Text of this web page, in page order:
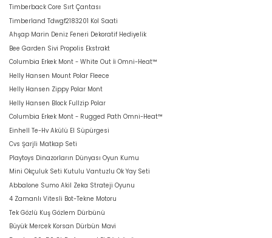
Timberback Core Sırt Çantası
Timberland Tdwgf2183201 Kol Saati
Ahşap Marin Deniz Feneri Dekoratif Hediyelik
Bee Garden Sivi Propolis Ekstrakt
Columbia Erkek Mont - White Out İi Omni-Heat™
Helly Hansen Mount Polar Fleece
Helly Hansen Zippy Polar Mont
Helly Hansen Block Fullzip Polar
Columbia Erkek Mont - Rugged Path Omni-Heat™
Einhell Te-Hv Akülü El Süpürgesi
Cvs Şarjli Matkap Seti
Playtoys Dinazorların Dünyası Oyun Kumu
Mini Okçuluk Seti Kutulu Vantuzlu Ok Yay Seti
Abbalone Sumo Akil Zeka Strateji Oyunu
4 Zamanlı Vitesli Bot-Tekne Motoru
Tek Gözlü Kuş Gözlem Dürbünü
Büyük Mercek Korsan Dürbün Mavi